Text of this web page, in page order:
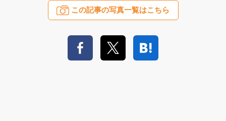
この記事の写真一覧はこちら